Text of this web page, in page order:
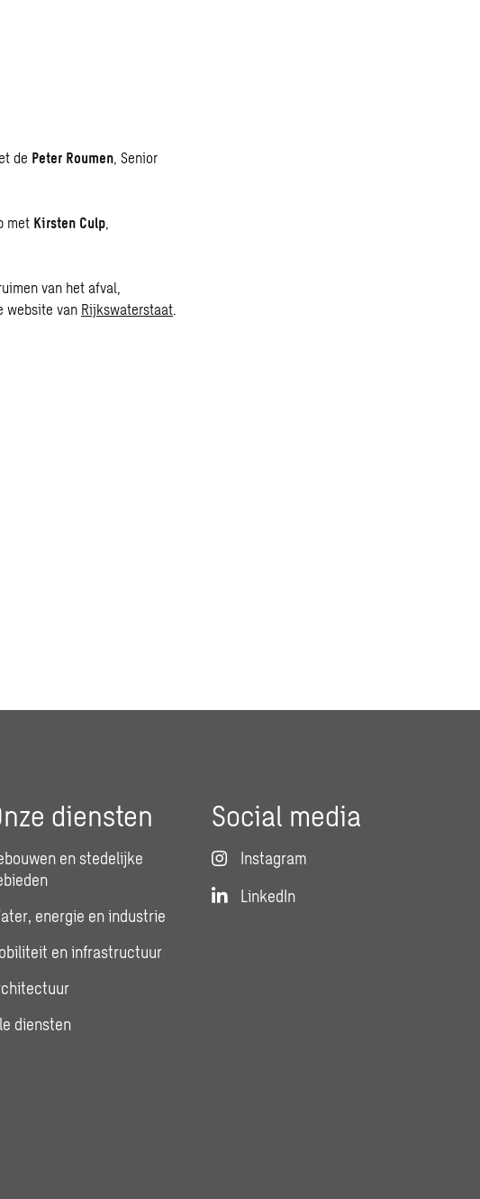
de Peter Roumen , Senior
met Kirsten Culp
van het afval,
website van Rijkswaterstaat
diensten
en stedelijke
energie en industrie
en infrastructuur
diensten
Social media
Instagram
LinkedIn